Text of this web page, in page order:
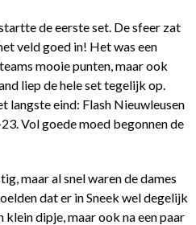
de eerste set. De sfeer zat
veld goed in! Het was een
mooie punten, maar ook
liep de hele set tegelijk op.
langste eind: Flash Nieuwleusen
Vol goede moed begonnen de
maar al snel waren de dames
dat er in Sneek wel degelijk
klein dipje, maar ook na een paar